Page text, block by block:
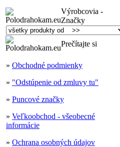
Výrobcovia -
Značky
Prečítajte si
» Obchodné podmienky
» "Odstúpenie od zmluvy tu"
» Puncové značky
» Veľkoobchod - všeobecné
informácie
» Ochrana osobných údajov